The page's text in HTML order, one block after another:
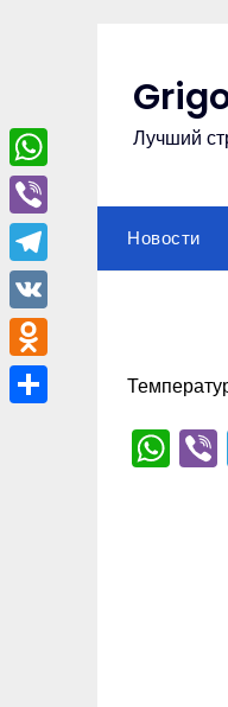
Лучший
Новости
WhatsApp
Viber
Telegram
VK
Odnoklassniki